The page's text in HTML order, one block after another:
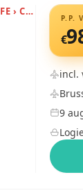
CANARISCHE EILANDEN › TENERIFE › COSTA ADEJE
P.P.
€
incl.
9